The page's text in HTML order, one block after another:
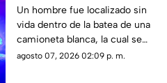
en la batea de una
camioneta en Uruapan
Un hombre fue localizado sin
vida dentro de la batea de una
camioneta blanca, la cual se
encontraba estacionada sobre
agosto 07, 2026 02:09 p. m.